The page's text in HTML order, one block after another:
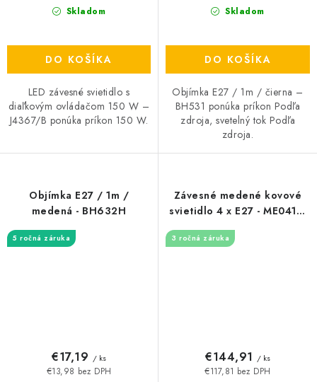
Skladom
DO KOŠÍKA
LED závesné svietidlo s
diaľkovým ovládačom 150 W –
J4367/B ponúka príkon 150 W.
Skladom
DO KOŠÍKA
Objímka E27 / 1m / čierna –
BH531 ponúka príkon Podľa
zdroja, svetelný tok Podľa
zdroja.
Objímka E27 / 1m /
medená - BH632H
5 ročná záruka
€13,98 bez DPH
€17,19 / ks
Závesné medené kovové
svietidlo 4 x E27 - ME0413-
4/B
3 ročná záruka
€117,81 bez DPH
€144,91 / ks